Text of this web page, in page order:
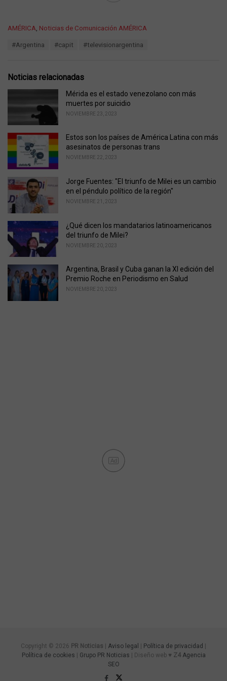
C
o
r
i
AMÉRICA, Noticias de Comunicación AMÉRICA
:
#Argentina #capit #televisionargentina
Noticias relacionadas
Mérida es el estado venezolano con más
muertes por suicidio
NOVIEMBRE 23, 2023
Estos son los países de América Latina con más
asesinatos de personas trans
NOVIEMBRE 22, 2023
Jorge Fuentes: "El triunfo de Milei es un cambio
en el péndulo político de la región"
NOVIEMBRE 21, 2023
¿Qué dicen los mandatarios latinoamericanos
del triunfo de Milei?
NOVIEMBRE 20, 2023
Argentina, Brasil y Cuba ganan la XI edición del
Premio Roche en Periodismo en Salud
NOVIEMBRE 20, 2023
Ad
Copyright © 2026 PR Noticias Aviso legal Política de privacidad
Política de cookies
Grupo PR Noticias | Diseño web ♥ Z4 Agencia
SEO